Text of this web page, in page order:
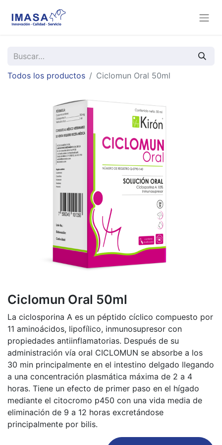
Todos los productos Ciclomun Oral 50ml
Ciclomun Oral 50ml
La ciclosporina A es un péptido cíclico compuesto por
11 aminoácidos, lipofílico, inmunosupresor con
propiedades antiinflamatorias. Después de su
administración vía oral CICLOMUN se absorbe a los
30 min principalmente en el intestino delgado llegando
a una concentración plasmática máxima de 2 a 4
horas. Tiene un efecto de primer paso en el hígado
mediante el citocromo p450 con una vida media de
eliminación de 9 a 12 horas excretándose
principalmente por bilis.